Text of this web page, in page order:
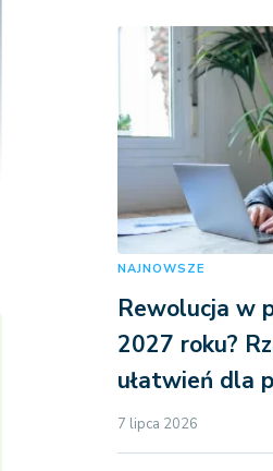
NAJNOWSZE
Rewolucja w
2027 roku?
ułatwień dla
7 lipca 2026